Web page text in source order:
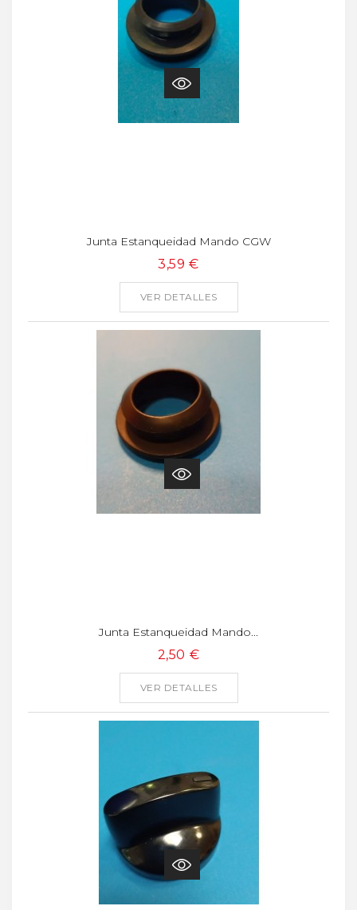
Junta Estanqueidad Mando CGW
3,59 €
VER DETALLES
Junta Estanqueidad Mando...
2,50 €
VER DETALLES